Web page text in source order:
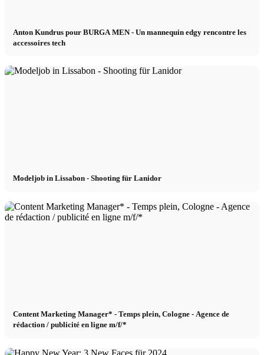
Anton Kundrus pour BURGA MEN - Un mannequin edgy rencontre les
accessoires tech
Modeljob in Lissabon - Shooting für Lanidor
Content Marketing Manager* - Temps plein, Cologne - Agence de
rédaction / publicité en ligne m/f/*